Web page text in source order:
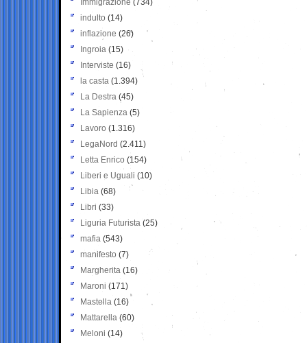
Immigrazione (734)
indulto (14)
inflazione (26)
Ingroia (15)
Interviste (16)
la casta (1.394)
La Destra (45)
La Sapienza (5)
Lavoro (1.316)
LegaNord (2.411)
Letta Enrico (154)
Liberi e Uguali (10)
Libia (68)
Libri (33)
Liguria Futurista (25)
mafia (543)
manifesto (7)
Margherita (16)
Maroni (171)
Mastella (16)
Mattarella (60)
Meloni (14)